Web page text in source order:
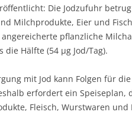
Die Jodzufuhr
Milchprodukte, Eier und
pflanzliche
Hälfte (54 µg Jod/Tag).
mit Jod kann Folgen für
erfordert ein Speiseplan,
Fleisch, Wurstwaren und